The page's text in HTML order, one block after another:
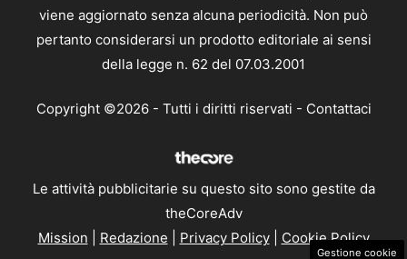
viene aggiornato senza alcuna periodicità. Non può
pertanto considerarsi un prodotto editoriale ai sensi
della legge n. 62 del 07.03.2001
Copyright ©2026 - Tutti i diritti riservati - Contattaci
Le attività pubblicitarie su questo sito sono gestite da
theCoreAdv
Mission
Redazione Privacy Policy| Cookie Policy
Gestione cookie